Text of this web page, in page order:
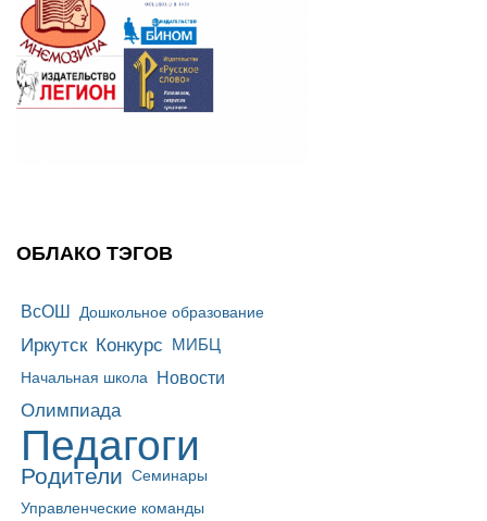
ОБЛАКО ТЭГОВ
ВсОШ Дошкольное образование
Иркутск Конкурс МИБЦ
Начальная школа Новости
Олимпиада
Педагоги
Родители Семинары
Управленческие команды